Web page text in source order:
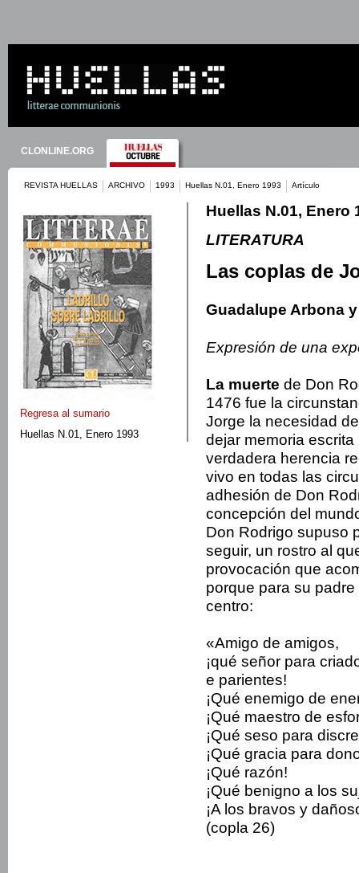
CLONLINE.ORG
REVISTA HUELLAS ARCHIVO 1993 Huellas N.01, Enero 1993 Artículo
Regresa al sumario
Huellas N.01, Enero 1993
Huellas N.01, Enero
LITERATURA
Las coplas de
Guadalupe Arbona
Expresión de una
La muerte de Don
1476 fue la
Jorge la necesidad
dejar memoria
verdadera herencia
vivo en todas las
adhesión de Don
concepción del
Don Rodrigo supuso
seguir, un rostro al
provocación que
porque para su
centro:
«Amigo de amigos,
¡qué señor para
e parientes!
¡Qué enemigo de
¡Qué maestro de
¡Qué seso para
¡Qué gracia para
¡Qué razón!
¡Qué benigno a los
¡A los bravos y
(copla 26)